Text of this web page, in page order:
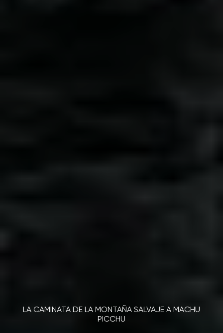
LA CAMINATA DE LA MONTAÑA SALVAJE A MACHU
PICCHU